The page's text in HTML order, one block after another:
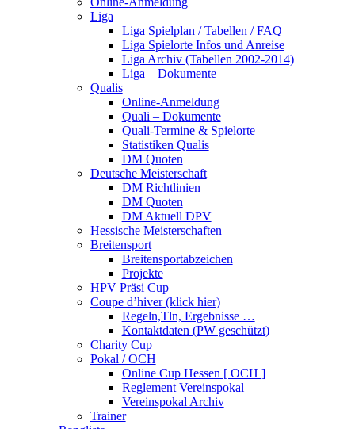
Liga
Liga Spielplan / Tabellen / FAQ
Liga Spielorte Infos und Anreise
Liga Archiv (Tabellen 2002-2014)
Liga – Dokumente
Qualis
Online-Anmeldung
Quali – Dokumente
Quali-Termine & Spielorte
Statistiken Qualis
DM Quoten
Deutsche Meisterschaft
DM Richtlinien
DM Quoten
DM Aktuell DPV
Hessische Meisterschaften
Breitensport
Breitensportabzeichen
Projekte
HPV Präsi Cup
Coupe d’hiver (klick hier)
Regeln,Tln, Ergebnisse …
Kontaktdaten (PW geschützt)
Charity Cup
Pokal / OCH
Online Cup Hessen [ OCH ]
Reglement Vereinspokal
Vereinspokal Archiv
Trainer